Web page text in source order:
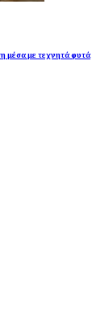
μέσα με τεχνητά φυτά